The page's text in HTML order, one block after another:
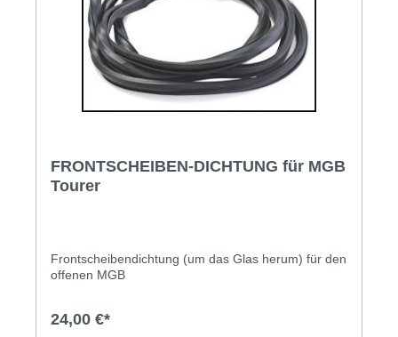
FRONTSCHEIBEN-DICHTUNG für MGB
Tourer
Frontscheibendichtung (um das Glas herum) für den
offenen MGB
24,00 €*